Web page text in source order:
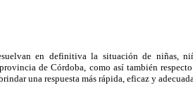
en definitiva la situación de niñas,
de Córdoba, como así también
una respuesta más rápida, eficaz y